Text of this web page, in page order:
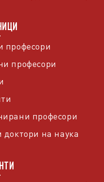
професори
професори
професори
доктори на наука